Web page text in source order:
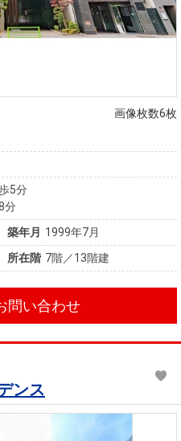
画像枚数6枚
5分
分
築年月
1999年7月
所在階 7階／13階建
問い合わせ
ンス